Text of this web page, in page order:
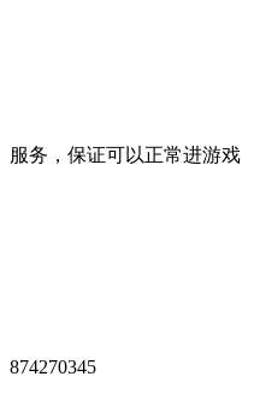
服务，保证可以正常进游戏
874270345